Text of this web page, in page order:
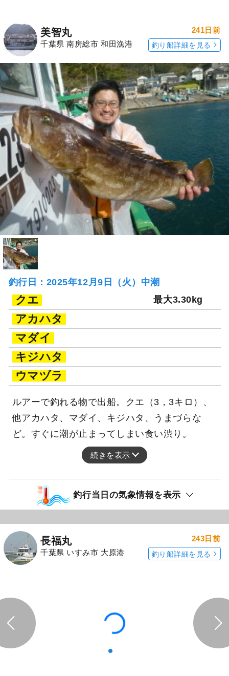
美智丸
千葉県 南房総市 和田漁港
241日前
釣り船詳細を見る
釣行日：2025年12月9日（火）中潮
クエ 最大3.30kg
アカハタ
マダイ
キジハタ
ウマヅラ
ルアーで釣れる物で出船。クエ（3，3キロ）、
他アカハタ、マダイ、キジハタ、うまづらな
ど。すぐに潮が止まってしまい食い渋り。
続きを表示
釣行当日の気象情報を表示
長福丸
千葉県 いすみ市 大原港
243日前
釣り船詳細を見る